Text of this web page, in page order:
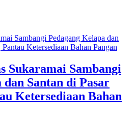
Sukaramai Sambangi
dan Santan di Pasar
Ketersediaan Bahan